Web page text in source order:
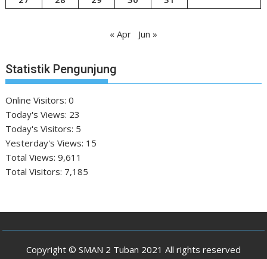
« Apr Jun »
Statistik Pengunjung
Online Visitors:0
Today's Views: 23
Today's Visitors: 5
Yesterday's Views: 15
Total Views:9,611
Total Visitors: 7,185
Copyright © SMAN 2 Tuban 2021 All rights reserved